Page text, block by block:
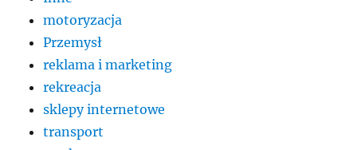
motoryzacja
Przemysł
reklama i marketing
rekreacja
sklepy internetowe
transport